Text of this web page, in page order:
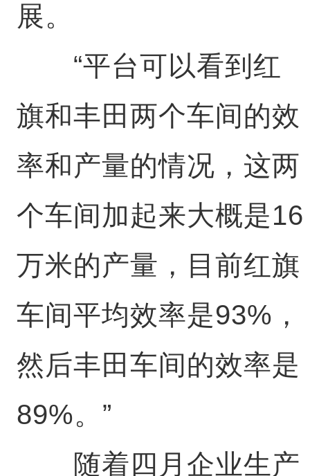
展。
“平台可以看到红
旗和丰田两个车间的效
率和产量的情况，这两
个车间加起来大概是16
万米的产量，目前红旗
车间平均效率是93%，
然后丰田车间的效率是
89%。”
随着四月企业生产